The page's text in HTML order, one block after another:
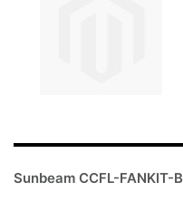
Sunbeam CCFL-FANKIT-B